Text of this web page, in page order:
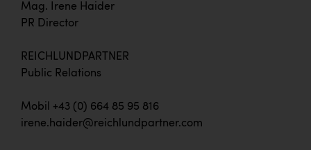
Mag. Irene Haider
PR Director
REICHLUNDPARTNER
Public Relations
Mobil +43 (0) 664 85 95 816
irene.haider@reichlundpartner.com